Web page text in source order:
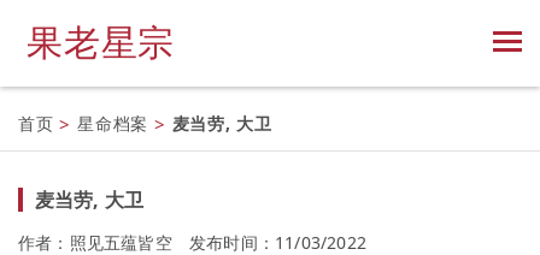
果老星宗
首页 > 星命档案 > 麦当劳, 大卫
麦当劳, 大卫
作者：照见五蕴皆空
发布时间：11/03/2022